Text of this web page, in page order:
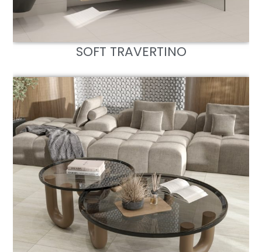
SOFT TRAVERTINO